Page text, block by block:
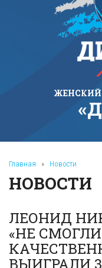
ЖЕНСКИЙ
Главная » Новости
НОВОСТИ
ЛЕОНИД
«НЕ
ВЫИГРАЛИ